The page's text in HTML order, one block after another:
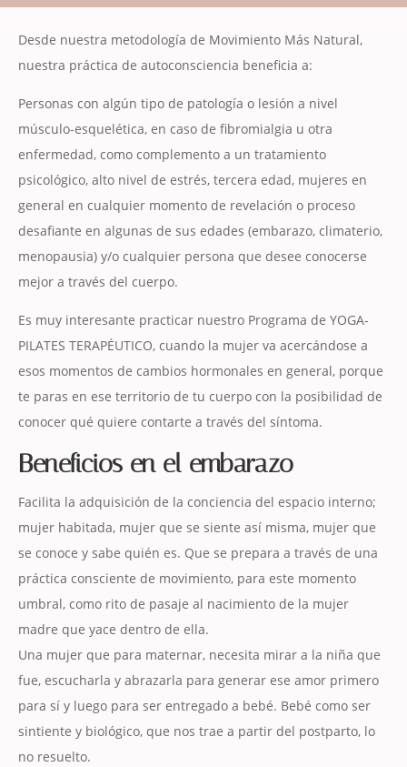
Desde nuestra metodología de Movimiento Más Natural,
nuestra práctica de autoconsciencia beneficia a:
Personas con algún tipo de patología o lesión a nivel
músculo-esquelética, en caso de fibromialgia u otra
enfermedad, como complemento a un tratamiento
psicológico, alto nivel de estrés, tercera edad, mujeres en
general en cualquier momento de revelación o proceso
desafiante en algunas de sus edades (embarazo, climaterio,
menopausia) y/o cualquier persona que desee conocerse
mejor a través del cuerpo.
Es muy interesante practicar nuestro Programa de YOGA-
PILATES TERAPÉUTICO, cuando la mujer va acercándose a
esos momentos de cambios hormonales en general, porque
te paras en ese territorio de tu cuerpo con la posibilidad de
conocer qué quiere contarte a través del síntoma.
Beneficios en el embarazo
Facilita la adquisición de la conciencia del espacio interno;
mujer habitada, mujer que se siente así misma, mujer que
se conoce y sabe quién es. Que se prepara a través de una
práctica consciente de movimiento, para este momento
umbral, como rito de pasaje al nacimiento de la mujer
madre que yace dentro de ella.
Una mujer que para maternar, necesita mirar a la niña que
fue, escucharla y abrazarla para generar ese amor primero
para sí y luego para ser entregado a bebé. Bebé como ser
sintiente y biológico, que nos trae a partir del postparto, lo
no resuelto.